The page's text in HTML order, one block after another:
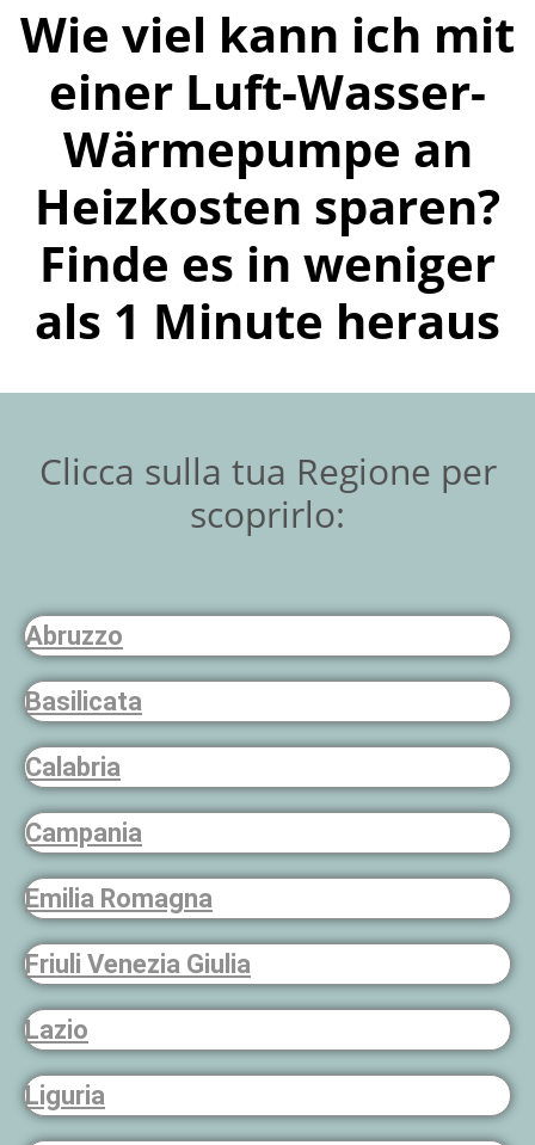
Wie viel kann ich mit
einer Luft-Wasser-
Wärmepumpe an
Heizkosten sparen?
Finde es in weniger
als 1 Minute heraus
Clicca sulla tua Regione per
scoprirlo:
Abruzzo
Basilicata
Calabria
Campania
Emilia Romagna
Friuli Venezia Giulia
Lazio
Liguria